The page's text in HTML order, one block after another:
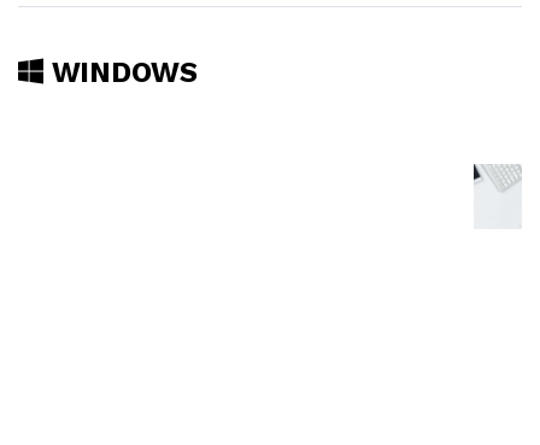
WINDOWS